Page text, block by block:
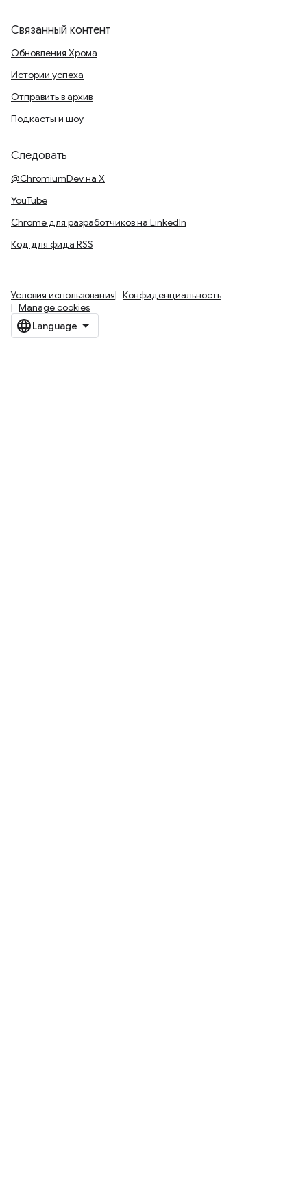
Связанный контент
Обновления Хрома
Истории успеха
Отправить в архив
Подкасты и шоу
Следовать
@ChromiumDev на X
YouTube
Chrome для разработчиков на LinkedIn
Код для фида RSS
Условия использования
Конфиденциальность
Manage cookies